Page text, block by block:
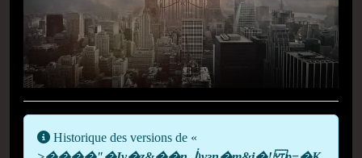
Historique des versions de «